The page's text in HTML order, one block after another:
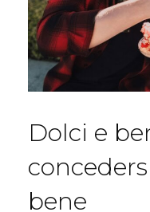
Dolci e
bene